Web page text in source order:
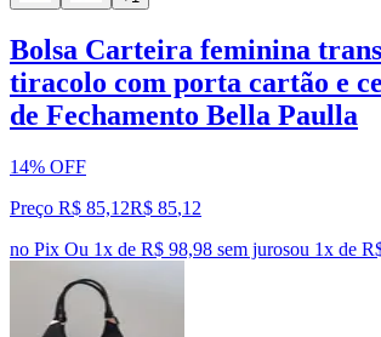
Bolsa Carteira feminina
tiracolo com porta cartão e
de Fechamento Bella Paulla
14% OFF
Preço R$ 85,12R$ 85,12
no Pix Ou 1x de R$ 98,98 sem jurosou 1x de